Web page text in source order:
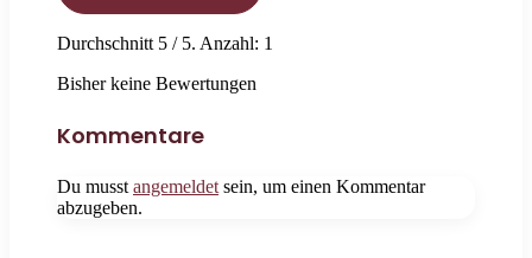
Durchschnitt 5 / 5. Anzahl: 1
Bisher keine Bewertungen
Kommentare
Du musst angemeldet sein, um einen Kommentar
abzugeben.